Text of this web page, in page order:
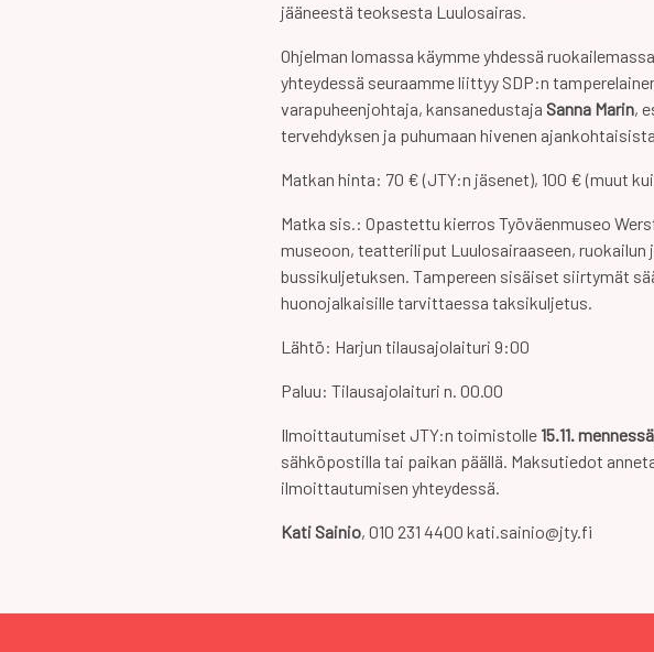
jääneestä teoksesta Luulosairas.
Ohjelman lomassa käymme yhdessä
yhteydessä seuraamme liittyy SDP:n
varapuheenjohtaja, kansanedustaja Sanna Marin,
tervehdyksen ja puhumaan hivenen
Matkan hinta: 70 € (JTY:n jäsenet), 100 € (muut
Matka sis.: Opastettu kierros Työväenmuseo
museoon, teatteriliput Luulosairaaseen, ruokailun
bussikuljetuksen. Tampereen sisäiset siirtymät
huonojalkaisille tarvittaessa taksikuljetus.
Lähtö: Harjun tilausajolaituri 9:00
Paluu: Tilausajolaituri n. 00.00
Ilmoittautumiset JTY:n toimistolle 15.11. mennessä
sähköpostilla tai paikan päällä. Maksutiedot
ilmoittautumisen yhteydessä.
Kati Sainio, 010 231 4400 kati.sainio@jty.fi